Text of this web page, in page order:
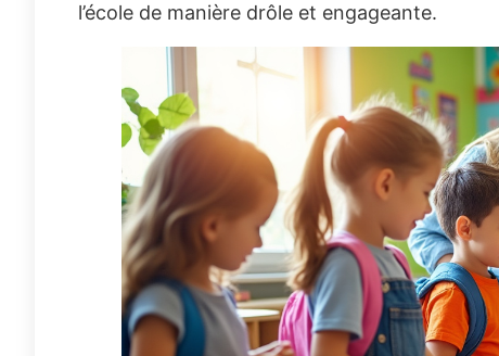
l’école de manière drôle et engageante.